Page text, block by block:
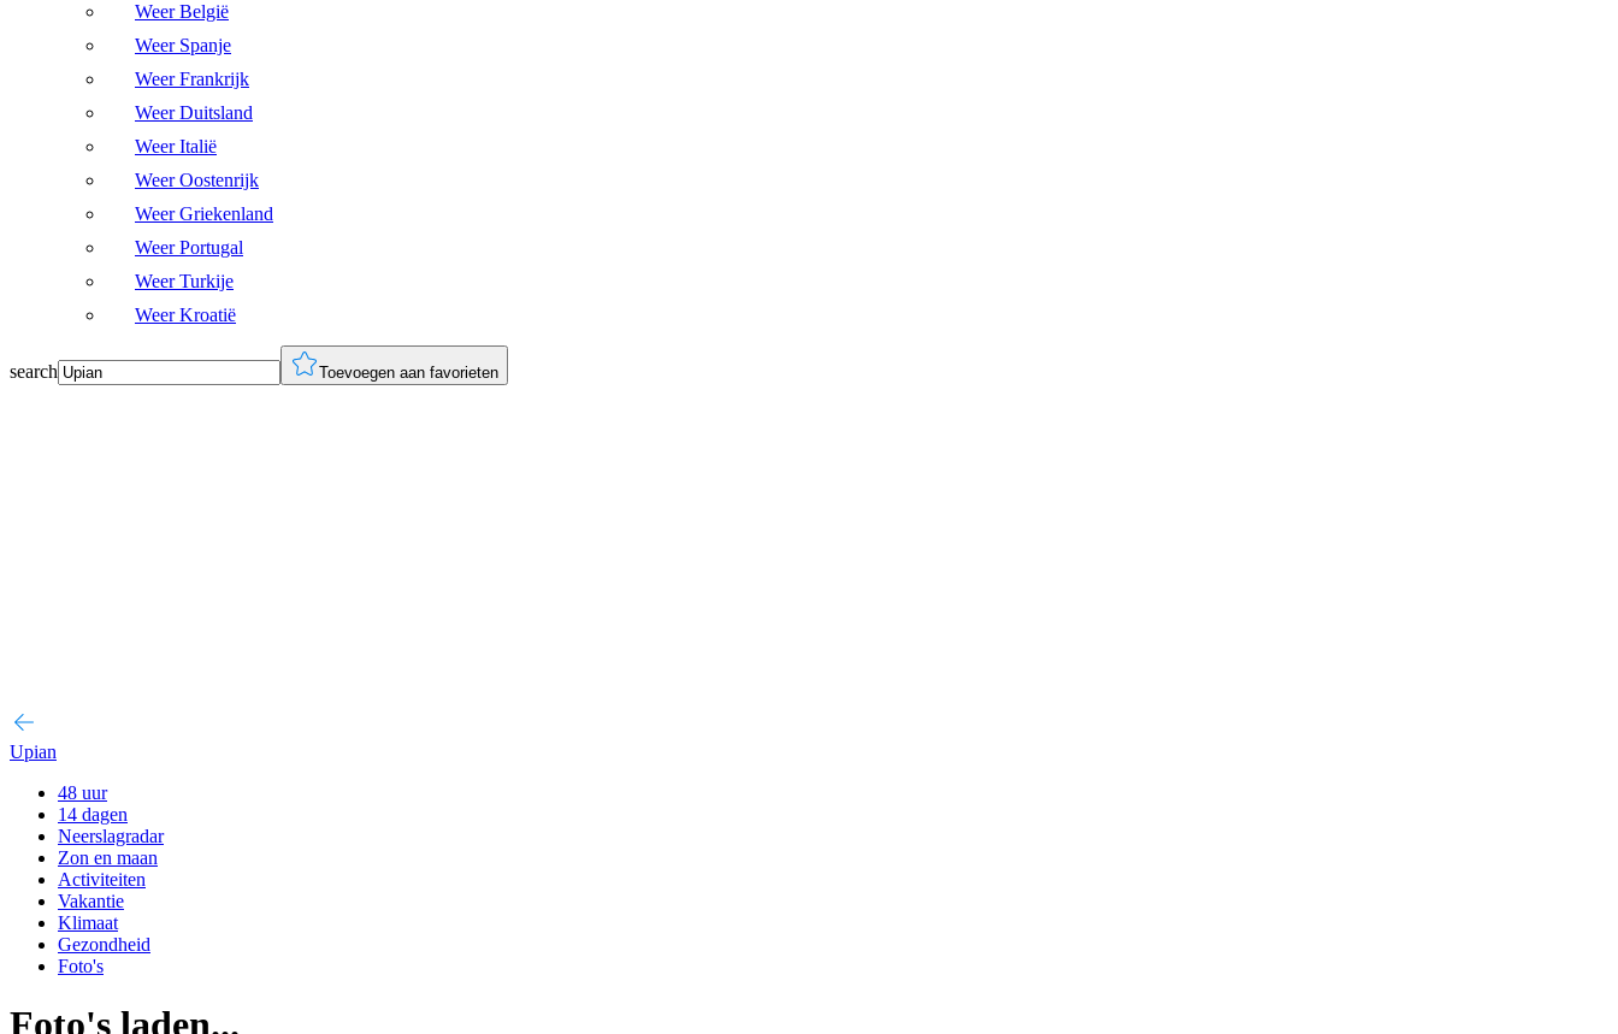
Weer België
Weer Spanje
Weer Frankrijk
Weer Duitsland
Weer Italië
Weer Oostenrijk
Weer Griekenland
Weer Portugal
Weer Turkije
Weer Kroatië
search Toevoegen aan favorieten
Upian
48 uur
14 dagen
Neerslagradar
Zon en maan
Activiteiten
Vakantie
Klimaat
Gezondheid
Foto's
Foto's laden...